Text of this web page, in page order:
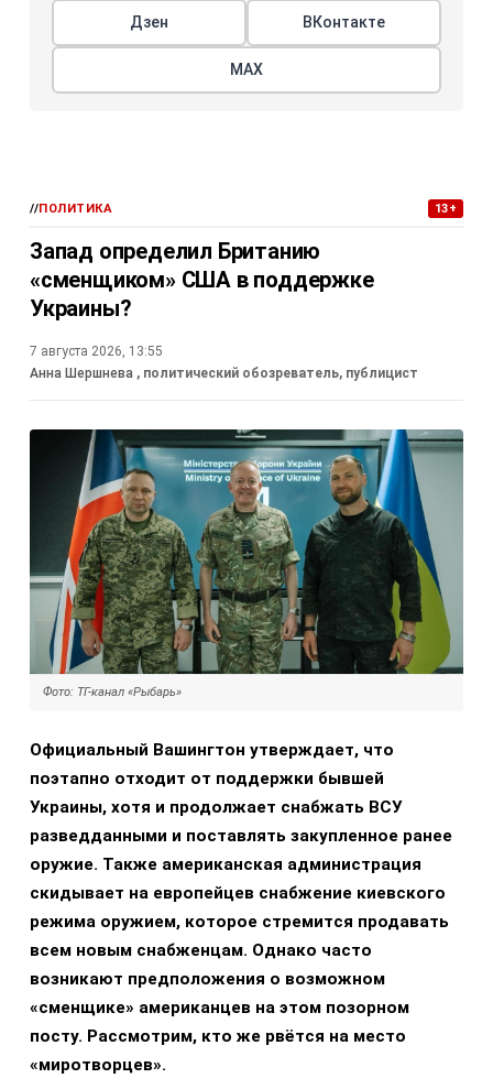
Дзен ВКонтакте
МАХ
//ПОЛИТИКА 13+
Запад определил Британию
«сменщиком» США в поддержке
Украины?
7 августа 2026, 13:55
Анна Шершнева , политический обозреватель, публицист
Фото: ТГ-канал «Рыбарь»
Официальный Вашингтон утверждает, что
поэтапно отходит от поддержки бывшей
Украины, хотя и продолжает снабжать ВСУ
разведданными и поставлять закупленное ранее
оружие. Также американская администрация
скидывает на европейцев снабжение киевского
режима оружием, которое стремится продавать
всем новым снабженцам. Однако часто
возникают предположения о возможном
«сменщике» американцев на этом позорном
посту. Рассмотрим, кто же рвётся на место
«миротворцев».